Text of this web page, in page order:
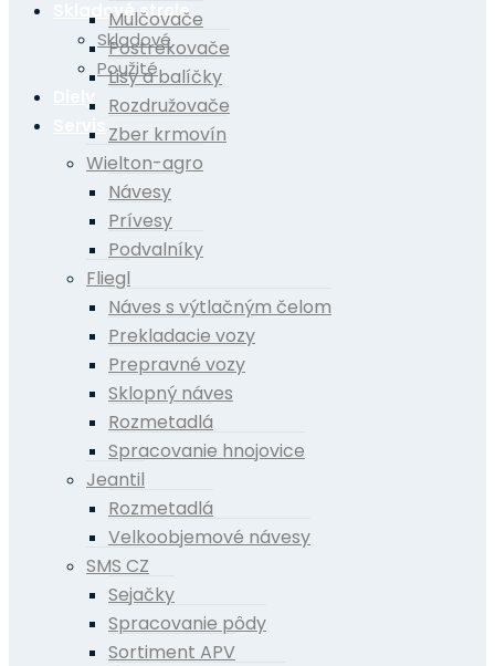
Skladové stroje
Skladové
Použité
Mulčovače
Postrekovače
Lisy a balíčky
Rozdružovače
Zber krmovín
Wielton-agro
Návesy
Prívesy
Podvalníky
Fliegl
Náves s výtlačným čelom
Prekladacie vozy
Prepravné vozy
Sklopný náves
Rozmetadlá
Spracovanie hnojovice
Jeantil
Rozmetadlá
Velkoobjemové návesy
SMS CZ
Sejačky
Spracovanie pôdy
Sortiment APV